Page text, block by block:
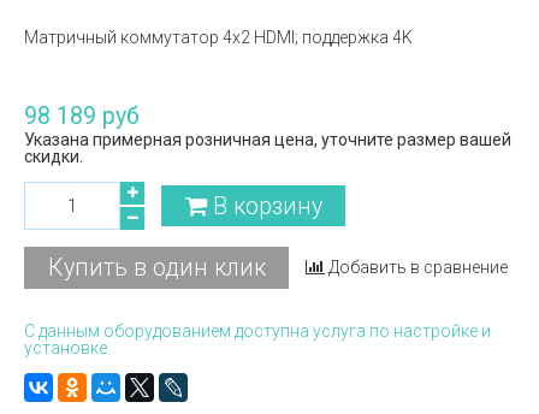
Матричный коммутатор 4х2 HDMI; поддержка 4K
98 189 руб
Указана примерная розничная цена, уточните размер вашей
скидки.
В корзину
Купить в один клик Добавить в сравнение
С данным оборудованием доступна услуга по настройке и
установке.